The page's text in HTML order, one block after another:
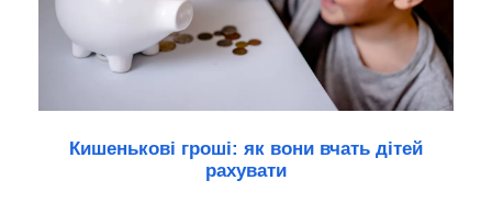
Кишенькові гроші: як вони вчать дітей
рахувати